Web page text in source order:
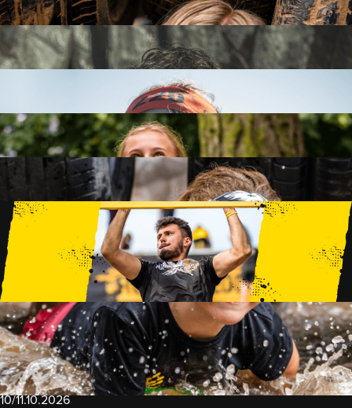
15 PRZESZKÓD
3 KM+
RUNMAGEDDON HARDCORE
70 PRZESZKÓD
21 KM+
42 KM+
FAMILY
15 PRZESZKÓD
2 KM+
KIDS
15 PRZESZKÓD
1 KM+
TRENINGI
WYDARZENIA
RUNMAGEDDON LUBLIN ZALEW ZEMBORZYCKI
22/23.08.2026
RUNMAGEDDON ERGO ARENA GDAŃSK/SOPOT
12/13.09.2026
RUNMAGEDDON KIDS: DEMO WARSZAWA 24/26.09.2026
RUNMAGEDDON WROCŁAW KOPALNIA ROLANTOWICE
26/27.09.2026
RUNMAGEDDON WARSZAWA TWIERDZA MODLIN
10/11.10.2026